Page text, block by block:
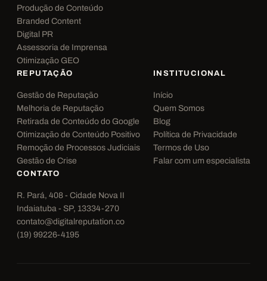
Produção de Conteúdo
Branded Content
Digital PR
Assessoria de Imprensa
Otimização GEO
REPUTAÇÃO
Gestão de Reputação
Melhoria de Reputação
Retirada de Conteúdo do Google
Otimização de Conteúdo Positivo
Remoção de Processos Judiciais
Gestão de Crise
INSTITUCIONAL
Início
Quem Somos
Blog
Política de Privacidade
Termos de Uso
Falar com um especialista
CONTATO
R. Pará, 408 - Cidade Nova II
Indaiatuba - SP, 13334-270
contato@digitalreputation.co
(19) 99226-4195